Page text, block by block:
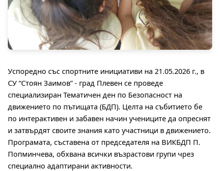
Успоредно със спортните инициативи на 21.05.2026 г., в
СУ “Стоян Заимов” - град Плевен се проведе
специализиран Тематичен ден по Безопасност на
движението по пътищата (БДП). Целта на събитието бе
по интерактивен и забавен начин учениците да опреснят
и затвърдят своите знания като участници в движението.
Програмата, съставена от председателя на ВИКБДП П.
Попминчева, обхвана всички възрастови групи чрез
специално адаптирани активности.